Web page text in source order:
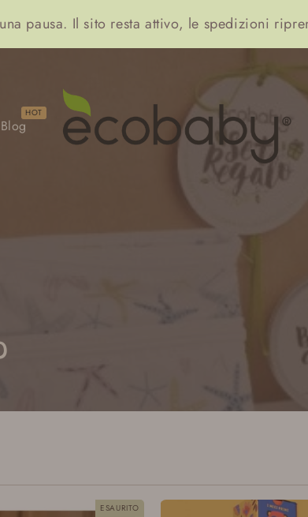
pausa. Il sito resta attivo, le spedizioni
Blog
ESAURITO